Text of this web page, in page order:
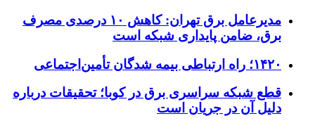
مدیرعامل برق تهران: کاهش ۱۰ درصدی مصرف
برق، ضامن پایداری شبکه است
۱۴۲۰؛ راه ارتباطی بیمه شدگان تأمین‌اجتماعی
قطع شبکه سراسری برق در کوبا؛ تحقیقات درباره
دلیل آن در جریان است